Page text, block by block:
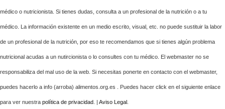
médico o nutricionista. Si tienes dudas, consulta a un profesional de la nutrición o a tu
médico. La información existente en un medio escrito, visual, etc. no puede sustituir la labor
de un profesional de la nutrición, por eso te recomendamos que si tienes algún problema
nutricional acudas a un nutircionista o lo consultes con tu médico. El webmaster no se
responsabiliza del mal uso de la web. Si necesitas ponerte en contacto con el webmaster,
puedes hacerlo a info (arroba) alimentos.org.es . Puedes hacer click en el siguiente enlace
para ver nuestra política de privacidad . | Aviso Legal